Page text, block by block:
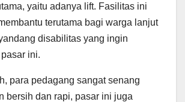
yaitu adanya lift. Fasilitas ini
terutama bagi warga lanjut
disabilitas yang ingin
ini.
para pedagang sangat senang
bersih dan rapi, pasar ini juga